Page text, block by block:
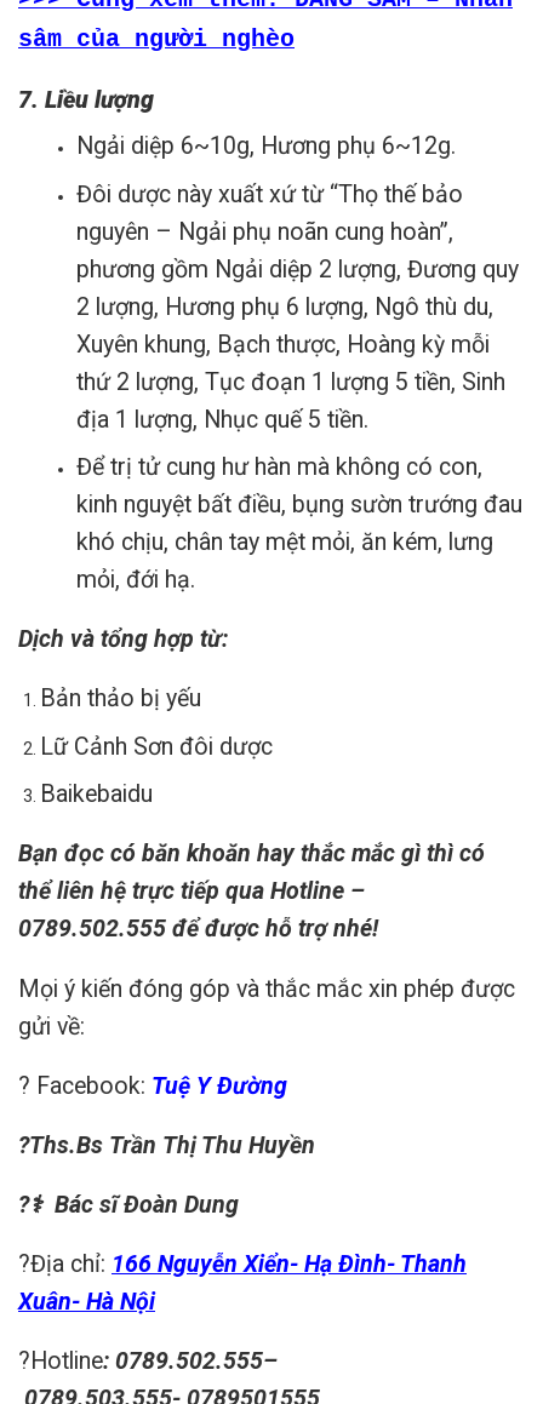
sâm của người nghèo
7. Liều lượng
Ngải diệp 6~10g, Hương phụ 6~12g.
Đôi dược này xuất xứ từ “Thọ thế bảo
nguyên – Ngải phụ noãn cung hoàn”,
phương gồm Ngải diệp 2 lượng, Đương quy
2 lượng, Hương phụ 6 lượng, Ngô thù du,
Xuyên khung, Bạch thược, Hoàng kỳ mỗi
thứ 2 lượng, Tục đoạn 1 lượng 5 tiền, Sinh
địa 1 lượng, Nhục quế 5 tiền.
Để trị tử cung hư hàn mà không có con,
kinh nguyệt bất điều, bụng sườn trướng đau
khó chịu, chân tay mệt mỏi, ăn kém, lưng
mỏi, đới hạ.
Dịch và tổng hợp từ:
Bản thảo bị yếu
Lữ Cảnh Sơn đôi dược
Baikebaidu
Bạn đọc có băn khoăn hay thắc mắc gì thì có
thể liên hệ trực tiếp qua Hotline –
0789.502.555 để được hỗ trợ nhé!
Mọi ý kiến đóng góp và thắc mắc xin phép được
gửi về:
? Facebook: Tuệ Y Đường
?‍Ths.Bs Trần Thị Thu Huyền
?‍⚕️ Bác sĩĐoàn Dung
?Địa chỉ: 166 Nguyễn Xiển- Hạ Đình- Thanh
Xuân- Hà Nội
?Hotline: 0789.502.555–